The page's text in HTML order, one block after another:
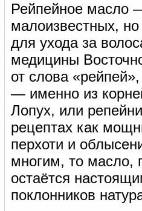
Рейпейное масло
малоизвестных,
для ухода за
медицины
от слова
— именно из
Лопух, или
рецептах как
перхоти и
многим, то масло,
остаётся
поклонников